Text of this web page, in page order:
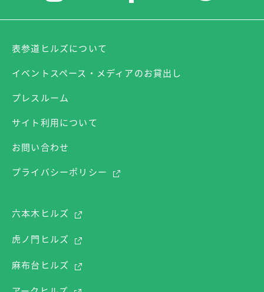
表参道ヒルズについて
イベントスペース・メディアのお貸出し
プレスルーム
サイト利用について
お問い合わせ
プライバシーポリシー
六本木ヒルズ
虎ノ門ヒルズ
麻布台ヒルズ